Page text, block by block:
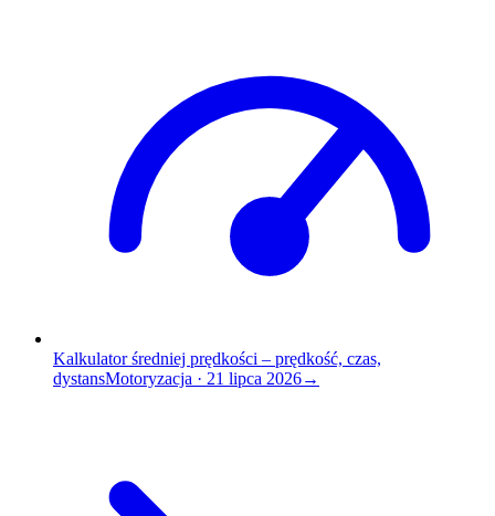
Kalkulator średniej prędkości – prędkość, czas,
dystansMotoryzacja · 21 lipca 2026→